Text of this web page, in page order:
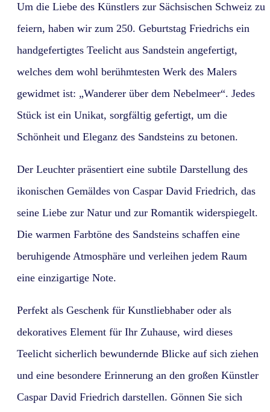
Um die Liebe des Künstlers zur Sächsischen Schweiz zu
feiern, haben wir zum 250. Geburtstag Friedrichs ein
handgefertigtes Teelicht aus Sandstein angefertigt,
welches dem wohl berühmtesten Werk des Malers
gewidmet ist: „Wanderer über dem Nebelmeer“. Jedes
Stück ist ein Unikat, sorgfältig gefertigt, um die
Schönheit und Eleganz des Sandsteins zu betonen.
Der Leuchter präsentiert eine subtile Darstellung des
ikonischen Gemäldes von Caspar David Friedrich, das
seine Liebe zur Natur und zur Romantik widerspiegelt.
Die warmen Farbtöne des Sandsteins schaffen eine
beruhigende Atmosphäre und verleihen jedem Raum
eine einzigartige Note.
Perfekt als Geschenk für Kunstliebhaber oder als
dekoratives Element für Ihr Zuhause, wird dieses
Teelicht sicherlich bewundernde Blicke auf sich ziehen
und eine besondere Erinnerung an den großen Künstler
Caspar David Friedrich darstellen. Gönnen Sie sich